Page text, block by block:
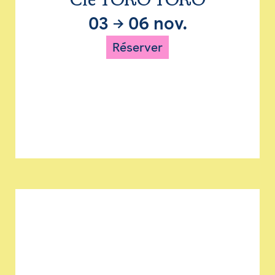
03 → 06 nov.
Réserver